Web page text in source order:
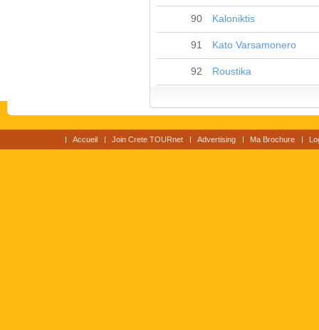
90 Kaloniktis
91 Kato Varsamonero
92 Roustika
Accueil Join Crete TOURnet Advertising Ma Brochure